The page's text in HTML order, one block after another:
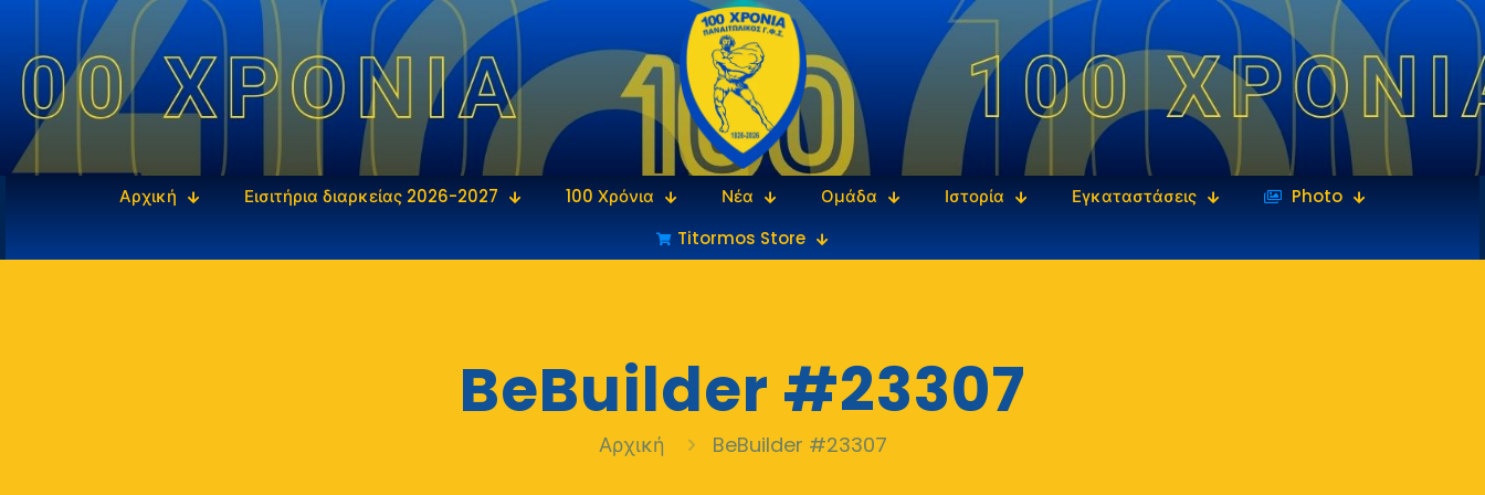
Αρχική Εισιτήρια διαρκείας 2026-2027 100 Χρόνια Νέα Ομάδα Ιστορία Εγκαταστάσεις
‎‏‏‎ ‎Photo
Titormos Store
BeBuilder #23307
Αρχική BeBuilder #23307